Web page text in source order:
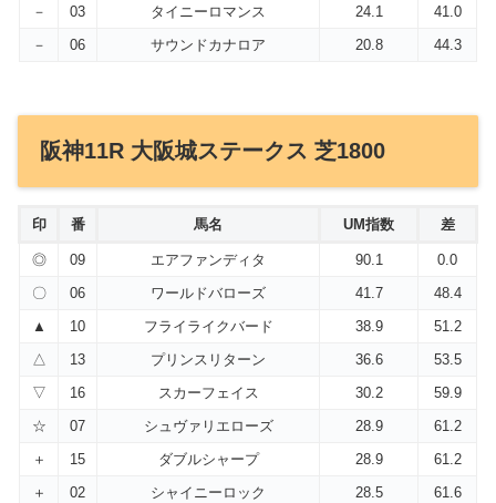
－
03 タイニーロマンス 24.1
41.0
－
06 サウンドカナロア 20.8 44.3
阪神11R 大阪城ステークス 芝1800
印 番 馬名 UM指数 差
◎ 09 エアファンディタ 90.1
0.0
〇
06 ワールドバローズ 41.7
48.4
▲
10 フライライクバード 38.9
51.2
△
13 プリンスリターン 36.6
53.5
▽
16 スカーフェイス 30.2
59.9
☆
07 シュヴァリエローズ 28.9
61.2
＋
15 ダブルシャープ 28.9
61.2
＋
02 シャイニーロック 28.5
61.6